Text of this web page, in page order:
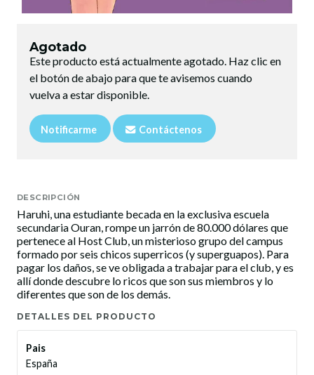
Agotado
Este producto está actualmente agotado. Haz clic en
el botón de abajo para que te avisemos cuando
vuelva a estar disponible.
Notificarme Contáctenos
DESCRIPCIÓN
Haruhi, una estudiante becada en la exclusiva escuela
secundaria Ouran, rompe un jarrón de 80.000 dólares que
pertenece al Host Club, un misterioso grupo del campus
formado por seis chicos superricos (y superguapos). Para
pagar los daños, se ve obligada a trabajar para el club, y es
allí donde descubre lo ricos que son sus miembros y lo
diferentes que son de los demás.
DETALLES DEL PRODUCTO
Pais
España